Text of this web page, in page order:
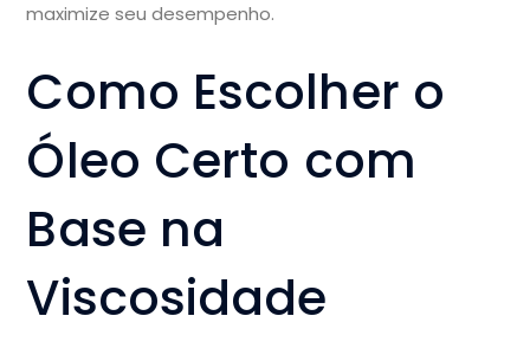
maximize seu desempenho.
Como Escolher o
Óleo Certo com
Base na
Viscosidade